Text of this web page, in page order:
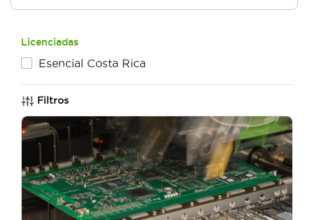
Licenciadas
Esencial Costa Rica
Filtros